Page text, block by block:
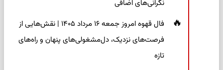
نگرانی‌های اضافی
فال قهوه امروز جمعه ۱۶ مرداد ۱۴۰۵ | نقش‌هایی از
فرصت‌های نزدیک، دل‌مشغولی‌های پنهان و راه‌های
تازه